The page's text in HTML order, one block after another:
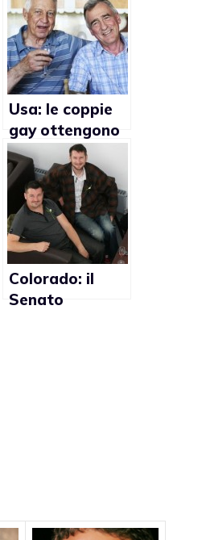
Usa: le coppie
gay ottengono
le protezioni
finanziarie in
ambito
sanitario
Colorado: il
Senato